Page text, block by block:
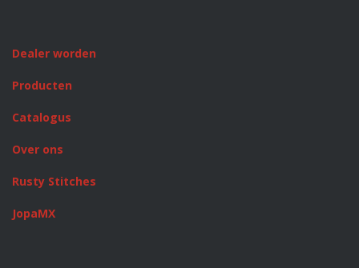
Dealer worden
Producten
Catalogus
Over ons
Rusty Stitches
JopaMX